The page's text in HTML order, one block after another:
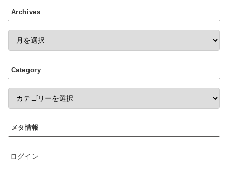
Archives
Category
メタ情報
ログイン